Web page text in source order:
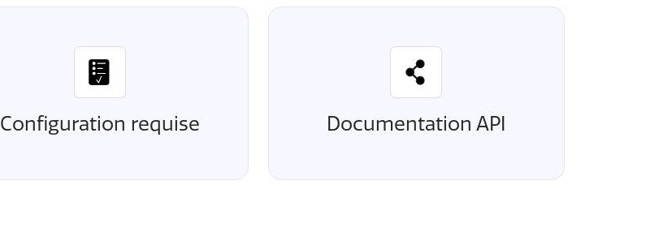
Configuration requise Documentation API